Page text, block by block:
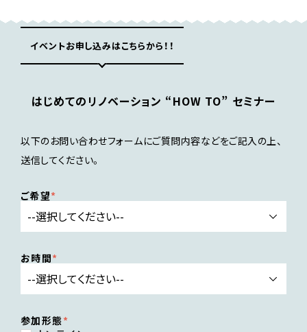
イベントお申し込みはこちらから！！
はじめてのリノベーション “HOW TO” セミナー
以下のお問い合わせフォームにご質問内容などをご記入の上、
送信してください。
ご希望
お時間
参加形態